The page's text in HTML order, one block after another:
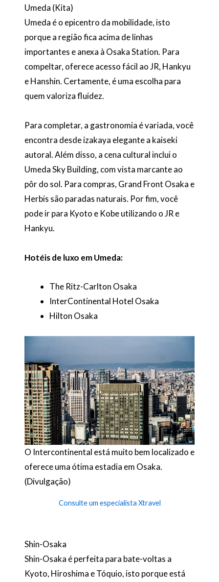
Umeda (Kita)
Umeda é o epicentro da mobilidade, isto
porque a região fica acima de linhas
importantes e anexa à Osaka Station. Para
compeltar, oferece acesso fácil ao JR, Hankyu
e Hanshin. Certamente, é uma escolha para
quem valoriza fluidez.
Para completar, a gastronomia é variada, você
encontra desde izakaya elegante a kaiseki
autoral. Além disso, a cena cultural inclui o
Umeda Sky Building, com vista marcante ao
pôr do sol. Para compras, Grand Front Osaka e
Herbis são paradas naturais. Por fim, você
pode ir para Kyoto e Kobe utilizando o JR e
Hankyu.
Hotéis de luxo em Umeda:
The Ritz-Carlton Osaka
InterContinental Hotel Osaka
Hilton Osaka
O Intercontinental está muito bem localizado e
oferece uma ótima estadia em Osaka.
(Divulgação)
Consulte um especialista Xtravel
Shin-Osaka
Shin-Osaka é perfeita para bate-voltas a
Kyoto, Hiroshima e Tóquio, isto porque está